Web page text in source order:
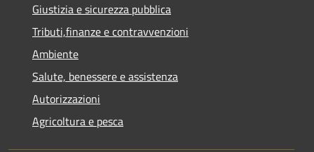
Giustizia e sicurezza pubblica
Tributi,finanze e contravvenzioni
Ambiente
Salute, benessere e assistenza
Autorizzazioni
Agricoltura e pesca